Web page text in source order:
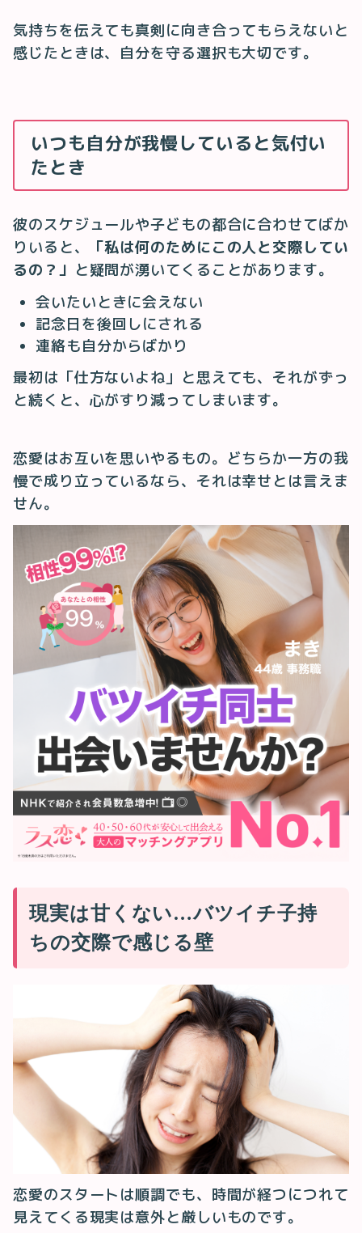
気持ちを伝えても真剣に向き合ってもらえないと
感じたときは、自分を守る選択も大切です。
いつも自分が我慢していると気付い
たとき
彼のスケジュールや子どもの都合に合わせてばか
りいると、
「私は何のためにこの人と交際してい
るの？」 と疑問が湧いてくることがあります。
会いたいときに会えない
記念日を後回しにされる
連絡も自分からばかり
最初は「仕方ないよね」と思えても、それがずっ
と続くと、心がすり減ってしまいます。
恋愛はお互いを思いやるもの。どちらか一方の我
慢で成り立っているなら、それは幸せとは言えま
せん。
現実は甘くない…バツイチ子持
ちの交際で感じる壁
恋愛のスタートは順調でも、時間が経つにつれて
見えてくる現実は意外と厳しいものです。